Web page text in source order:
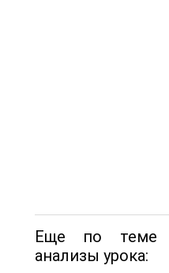
Еще по теме
анализы урока: